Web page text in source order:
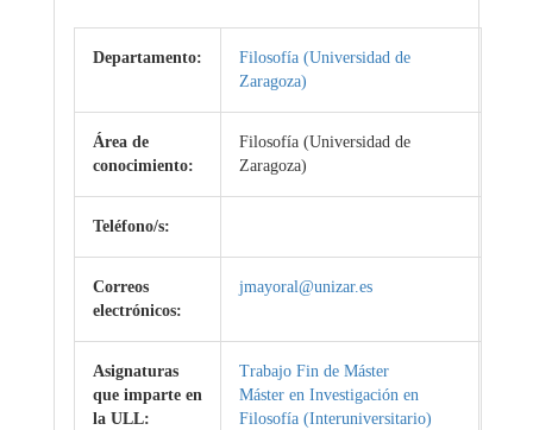
Departamento:
Filosofía (Universidad de
Zaragoza)
Área de
conocimiento:
Filosofía (Universidad de
Zaragoza)
Teléfono/s:
Correos
electrónicos:
jmayoral@unizar.es
Asignaturas
que imparte en
la ULL:
Trabajo Fin de Máster
Máster en Investigación en
Filosofía (Interuniversitario)